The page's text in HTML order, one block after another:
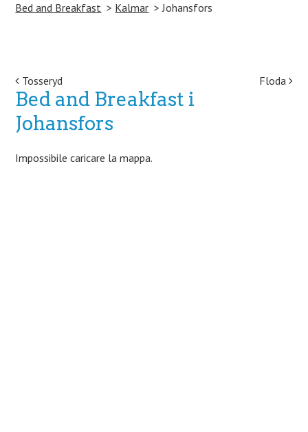
Bed and Breakfast Kalmar Johansfors
Post navigation
Tosseryd Floda
Bed and Breakfast i
Johansfors
Impossibile caricare la mappa.